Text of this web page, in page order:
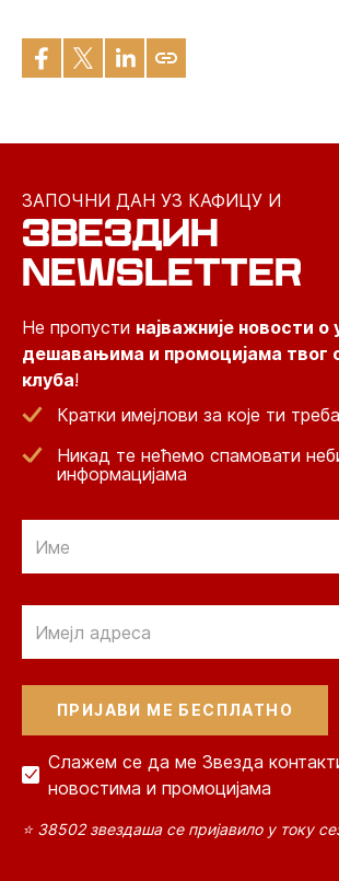
ЗАПОЧНИ ДАН УЗ КАФИЦУ И
ЗВЕЗДИН
NEWSLETTER
Не пропусти најважније новости
дешавањима и промоцијама твог
клуба!
Кратки имејлови за које ти
Никад те нећемо спамовати
информацијама
Слажем се да ме Звезда
новостима и промоцијама
⭐ 38502 звездаша се пријавило у току